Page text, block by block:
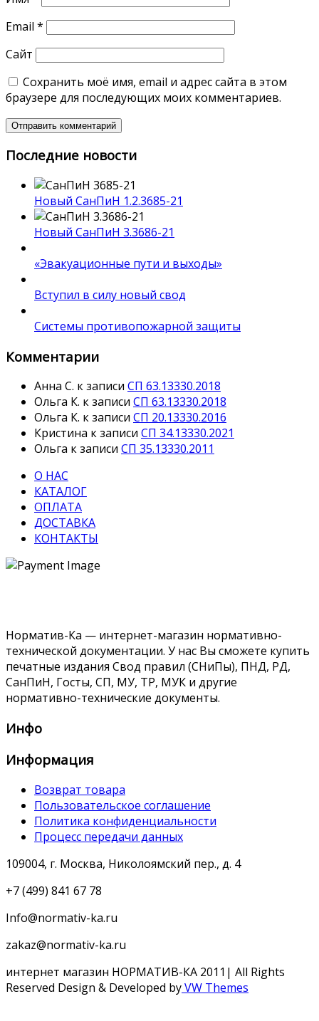
Email *
Сайт
Сохранить моё имя, email и адрес сайта в этом
браузере для последующих моих комментариев.
Последние новости
Новый СанПиН 1.2.3685-21
Новый СанПиН 3.3686-21
«Эвакуационные пути и выходы»
Вступил в силу новый свод
Системы противопожарной защиты
Комментарии
Анна С. к записи СП 63.13330.2018
Ольга К. к записи СП 63.13330.2018
Ольга К. к записи СП 20.13330.2016
Кристина к записи СП 34.13330.2021
Ольга к записи СП 35.13330.2011
О НАС
КАТАЛОГ
ОПЛАТА
ДОСТАВКА
КОНТАКТЫ
Норматив-Ка — интернет-магазин нормативно-
технической документации. У нас Вы сможете купить
печатные издания Свод правил (СНиПы), ПНД, РД,
СанПиН, Госты, СП, МУ, ТР, МУК и другие
нормативно-технические документы.
Инфо
Информация
Возврат товара
Пользовательское соглашение
Политика конфиденциальности
Процесс передачи данных
109004, г. Москва, Николоямский пер., д. 4
+7 (499) 841 67 78
Info@normativ-ka.ru
zakaz@normativ-ka.ru
интернет магазин НОРМАТИВ-КА 2011| All Rights
Reserved Design & Developed byVW Themes